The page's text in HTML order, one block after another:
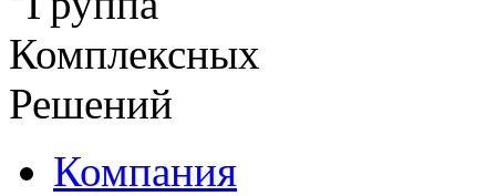
Компания